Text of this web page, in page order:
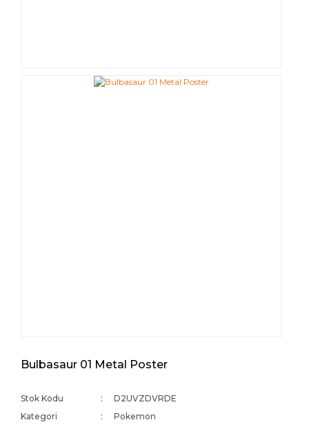
Bulbasaur 01 Metal Poster
Stok Kodu
D2UVZDVRDE
Kategori
Pokemon